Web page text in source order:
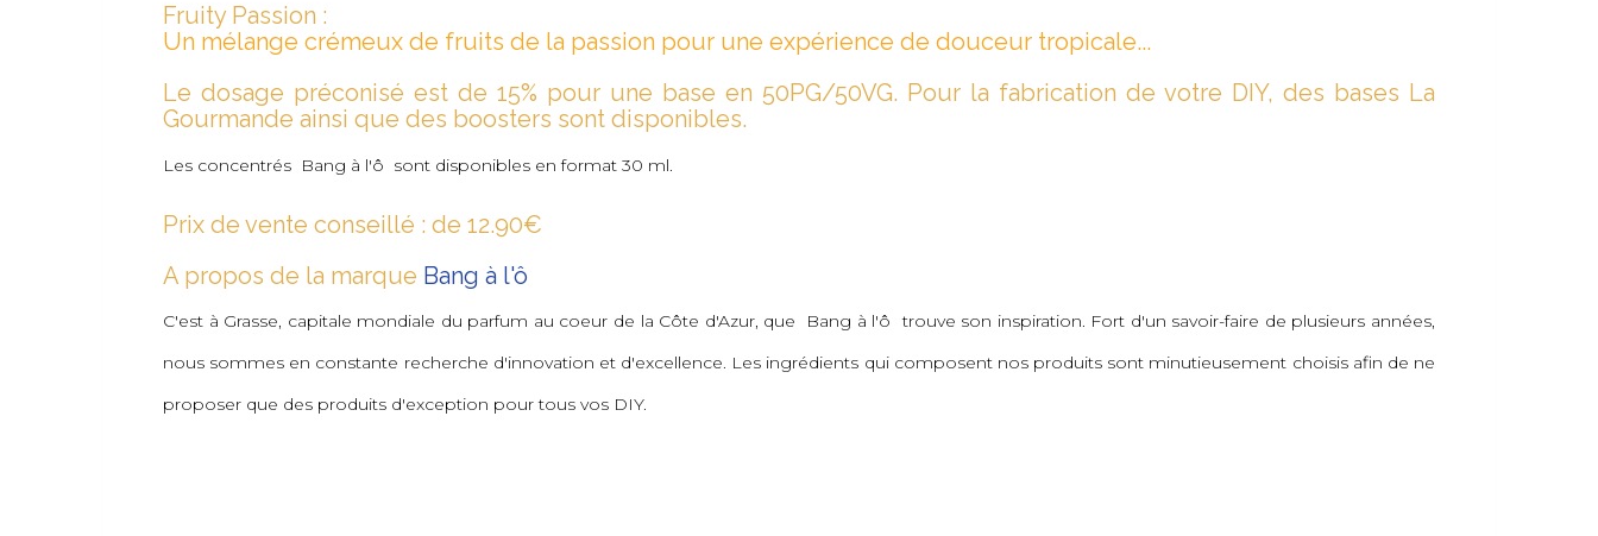
Fruity Passion :
Un mélange crémeux de fruits de la passion pour une expérience de douceur tropicale...
Le dosage préconisé est de 15% pour une base en 50PG/50VG. Pour la fabrication de votre DIY, des bases La
Gourmande ainsi que des boosters sont disponibles.
Les concentrés Bang à l'ô sont disponibles en format 30 ml.
Prix de vente conseillé : de 12.90€
A propos de la marque Bang à l'ô
C'est à Grasse, capitale mondiale du parfum au coeur de la Côte d'Azur, que Bang à l'ô trouve son inspiration. Fort d'un savoir-faire de plusieurs années,
nous sommes en constante recherche d'innovation et d'excellence. Les ingrédients qui composent nos produits sont minutieusement choisis afin de ne
proposer que des produits d'exception pour tous vos DIY.